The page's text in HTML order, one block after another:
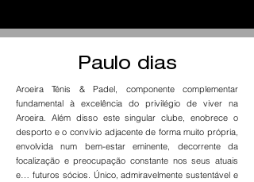
Paulo dias
Aroeira Ténis & Padel, componente complementar
fundamental à excelência do privilégio de viver na
Aroeira. Além disso este singular clube, enobrece o
desporto e o convívio adjacente de forma muito própria,
envolvida num bem-estar eminente, decorrente da
focalização e preocupação constante nos seus atuais
e… futuros sócios. Único, admiravelmente sustentável e